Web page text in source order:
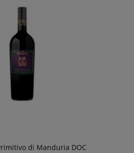
di Manduria DOC